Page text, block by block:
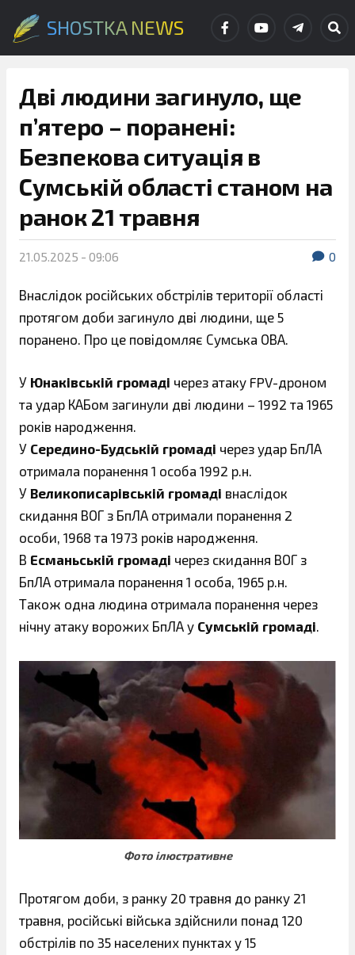
SHOSTKA NEWS
Дві людини загинуло, ще
п’ятеро – поранені:
Безпекова ситуація в
Сумській області станом на
ранок 21 травня
21.05.2025 - 09:06 0
Внаслідок російських обстрілів території області
протягом доби загинуло дві людини, ще 5
поранено. Про це повідомляє Сумська ОВА.
У Юнаківській громаді через атаку FPV-дроном
та удар КАБом загинули дві людини – 1992 та 1965
років народження.
У Середино-Будській громаді через удар БпЛА
отримала поранення 1 особа 1992 р.н.
У Великописарівській громаді внаслідок
скидання ВОГ з БпЛА отримали поранення 2
особи, 1968 та 1973 років народження.
В Есманьській громаді через скидання ВОГ з
БпЛА отримала поранення 1 особа, 1965 р.н.
Також одна людина отримала поранення через
нічну атаку ворожих БпЛА у Сумській громаді
Фото ілюстративне
Протягом доби, з ранку 20 травня до ранку 21
травня, російські війська здійснили понад 120
обстрілів по 35 населених пунктах у 15